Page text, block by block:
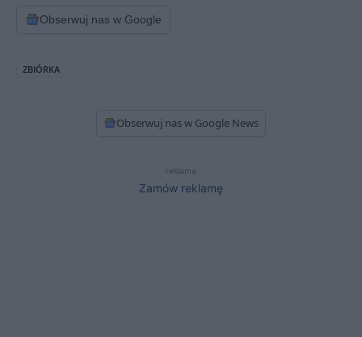
Obserwuj nas w Google
ZBIÓRKA
Obserwuj nas w Google News
reklama
Zamów reklamę